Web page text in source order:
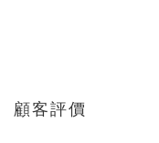
顧客評價